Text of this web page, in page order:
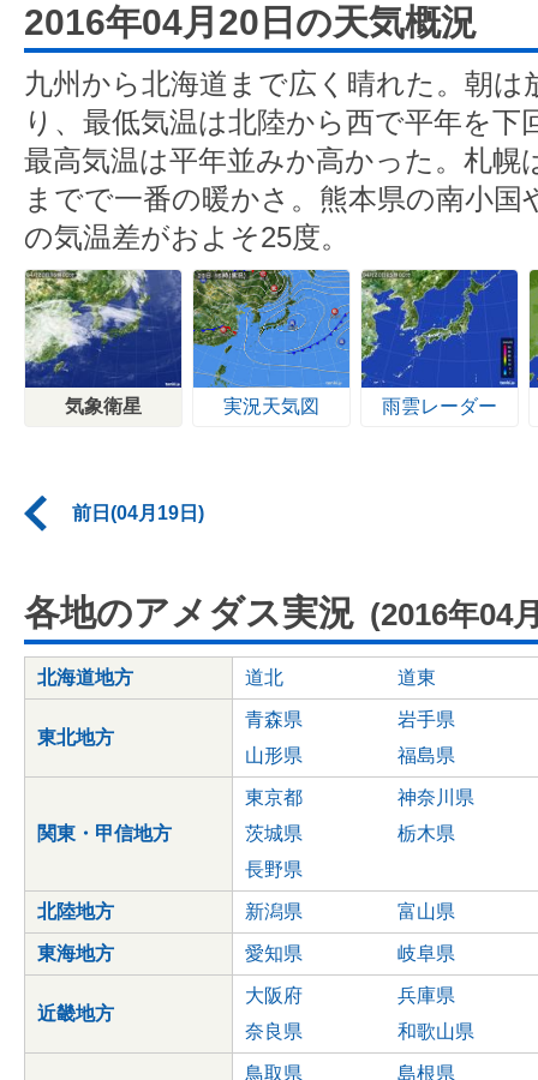
2016年04月20日の天気概況
九州から北海道まで広く晴れた。朝は
り、最低気温は北陸から西で平年を下
最高気温は平年並みか高かった。札幌
までで一番の暖かさ。熊本県の南小国
の気温差がおよそ25度。
気象衛星 実況天気図 雨雲レーダー
前日(04月19日)
各地のアメダス実況 (2016年04
北海道地方 道北 道東
東北地方
青森県
岩手県
山形県
福島県
関東・甲信地方
東京都
神奈川県
茨城県
栃木県
長野県
北陸地方 新潟県 富山県
東海地方 愛知県 岐阜県
近畿地方
大阪府
兵庫県
奈良県
和歌山県
鳥取県
島根県